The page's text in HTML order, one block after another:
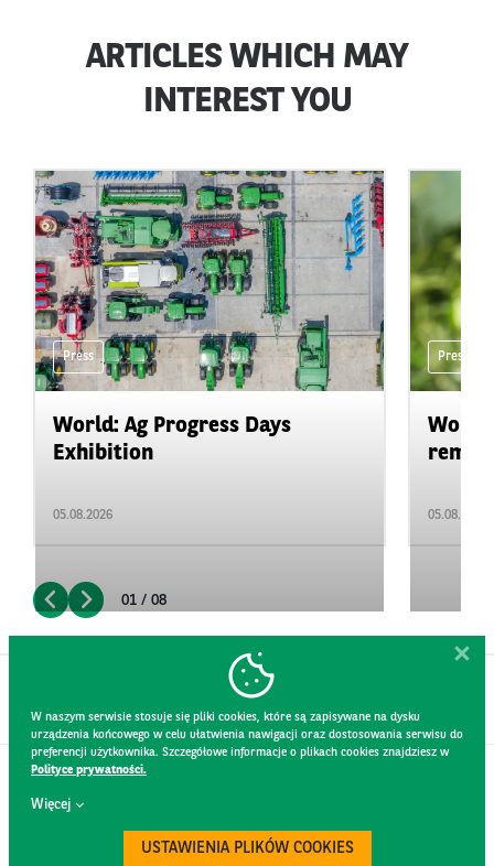
ARTICLES WHICH MAY
INTEREST YOU
Press
World: Ag Progress Days
Exhibition
05.08.2026
Press
05.08.2026
01 / 08
W naszym serwisie stosuje się pliki cookies, które są zapisywane na dysku
urządzenia końcowego w celu ułatwienia nawigacji oraz dostosowania serwisu do
preferencji użytkownika. Szczegółowe informacje o plikach cookies znajdziesz w
Polityce prywatności.
Więcej
USTAWIENIA PLIKÓW COOKIES
CONTACT
WEBSITE RULES